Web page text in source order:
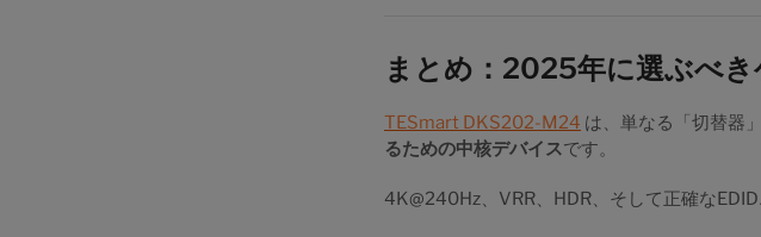
まとめ：2025年に選ぶべ
TESmart DKS202-M24 は、単なる「切替器
るための中核デバイスです。
4K@240Hz、VRR、HDR、そして正確なEDID